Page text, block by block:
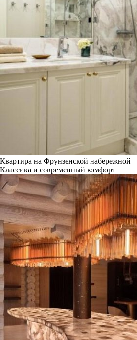
Квартира на Фрунзенской набережной
Классика и современный комфорт